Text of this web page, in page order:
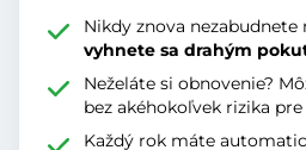
Nikdy znova nezabudnete
vyhnete sa drahým
Neželáte si obnovenie?
bez akéhokoľvek rizika pre
Každý rok máte